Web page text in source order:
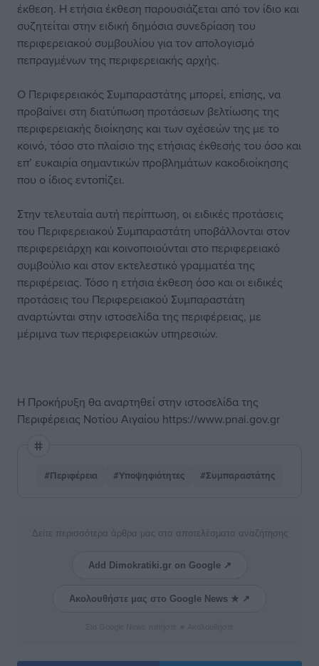
έκθεση. Η ετήσια έκθεση παρουσιάζεται από τον ίδιο και
συζητείται στην ειδική δημόσια συνεδρίαση του
περιφερειακού συμβουλίου για τον απολογισμό
πεπραγμένων της περιφερειακής αρχής.
Ο Περιφερειακός Συμπαραστάτης μπορεί, επίσης, να
προβαίνει στη διατύπωση προτάσεων βελτίωσης της
περιφερειακής διοίκησης και των σχέσεών της με το
κοινό, τόσο στο πλαίσιο της ετήσιας έκθεσής του όσο και
επ’ ευκαιρία σημαντικών προβλημάτων κακοδιοίκησης
που ο ίδιος εντοπίζει.
Στην τελευταία αυτή περίπτωση, οι ειδικές προτάσεις
του Περιφερειακού Συμπαραστάτη υποβάλλονται στον
περιφερειάρχη και κοινοποιούνται στο περιφερειακό
συμβούλιο και στον εκτελεστικό γραμματέα της
περιφέρειας. Τόσο η ετήσια έκθεση όσο και οι ειδικές
προτάσεις του Περιφερειακού Συμπαραστάτη
αναρτώνται στην ιστοσελίδα της περιφέρειας, με
μέριμνα των περιφερειακών υπηρεσιών.
Η Προκήρυξη θα αναρτηθεί στην ιστοσελίδα της
Περιφέρειας Νοτίου Αιγαίου https://www.pnai.gov.gr
#Περιφέρεια #Υποψηφιότητες #Συμπαραστάτης
Δείτε περισσότερα άρθρα μας στα αποτελέσματα αναζήτησης
Add Dimokratiki.gr on Google ↗
Ακολουθήστε μας στο Google News ★ ↗